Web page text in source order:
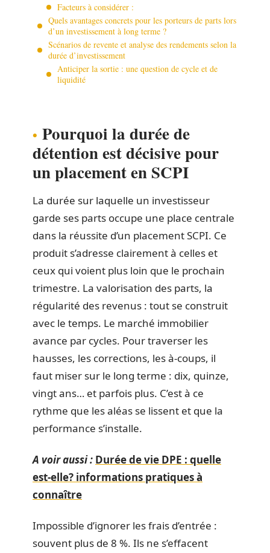
Facteurs à considérer :
Quels avantages concrets pour les porteurs de parts lors
d’un investissement à long terme ?
Scénarios de revente et analyse des rendements selon la
durée d’investissement
Anticiper la sortie : une question de cycle et de
liquidité
Pourquoi la durée de
détention est décisive pour
un placement en SCPI
La durée sur laquelle un investisseur
garde ses parts occupe une place centrale
dans la réussite d’un placement SCPI. Ce
produit s’adresse clairement à celles et
ceux qui voient plus loin que le prochain
trimestre. La valorisation des parts, la
régularité des revenus : tout se construit
avec le temps. Le marché immobilier
avance par cycles. Pour traverser les
hausses, les corrections, les à-coups, il
faut miser sur le long terme : dix, quinze,
vingt ans… et parfois plus. C’est à ce
rythme que les aléas se lissent et que la
performance s’installe.
A voir aussi : Durée de vie DPE : quelle
est-elle? informations pratiques à
connaître
Impossible d’ignorer les frais d’entrée :
souvent plus de 8 %. Ils ne s’effacent